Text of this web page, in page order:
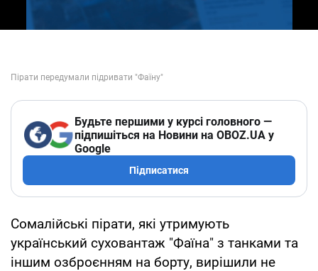
Будьте першими у курсі головного —
підпишіться на Новини на OBOZ.UA у
Google
Підписатися
Сомалійські пірати, які утримують
український суховантаж "Фаїна" з танками та
іншим озброєнням на борту, вирішили не